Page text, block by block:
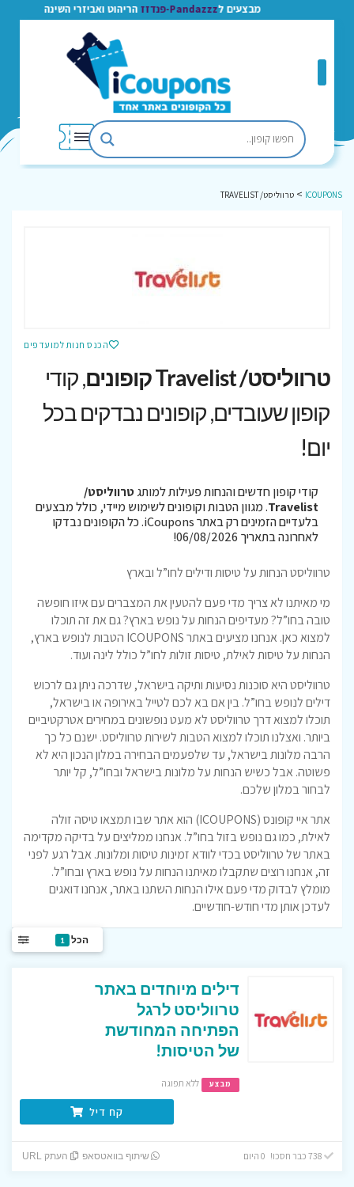
מבצעים לPandazzz-פנדזז הריהוט ואביזרי השינה
ICOUPONS
> טרווליסט/ TRAVELIST
הכנס חנות למועדפים
טרווליסט/ Travelist קופונים
, קודי
קופון שעובדים, קופונים נבדקים בכל
יום!
קודי קופון חדשים והנחות פעילות למותגטרווליסט/
Travelist. מגוון הטבות וקופונים לשימוש מיידי, כולל מבצעים
בלעדיים הזמינים רק באתר iCoupons. כל הקופונים נבדקו
לאחרונה בתאריך 06/08/2026!
טרווליסט הנחות על טיסות ודילים לחו”ל ובארץ
מי מאיתנו לא צריך מדי פעם להטעין את המצברים עם איזו חופשה
טובה בחו”ל? מעדיפים הנחות על נופש בארץ? גם את זה תוכלו
למצוא כאן. אנחנו מציעים באתר ICOUPONS הטבות לנופש בארץ,
הנחות על טיסות לאילת, טיסות זולות לחו”ל כולל לינה ועוד.
טרווליסט היא סוכנות נסיעות ותיקה בישראל, שדרכה ניתן גם לרכוש
דילים לנופש בחו”ל. בין אם בא לכם לטייל באירופה או בישראל,
תוכלו למצוא דרך טרווליסט לא מעט נופשונים במחירים אטרקטיביים
ביותר. ואצלנו תוכלו למצוא הטבות לשירות טרווליסט. ישנם כל כך
הרבה מלונות בישראל, עד שלפעמים הבחירה במלון הנכון היא לא
פשוטה. אבל כשיש הנחות על מלונות בישראל ובחו”ל, קל יותר
לבחור במלון שלכם.
אתר איי קופונס (ICOUPONS) הוא אתר שבו תמצאו טיסה זולה
לאילת, כמו גם נופש בזול בחו”ל. אנחנו ממליצים על בדיקה מקדימה
באתר של טרווליסט בכדי לוודא זמינות טיסות ומלונות. אבל רגע לפני
זה, אנחנו רוצים שתקבלו מאיתנו הנחות על נופש בארץ ובחו”ל.
מומלץ לבדוק מדי פעם אילו הנחות השתנו באתר, אנחנו דואגים
לעדכן אותן מדי חודש-חודשיים.
הכל 1
דילים מיוחדים באתר
טרווליסט לרגל
הפתיחה המחודשת
של הטיסות!
מבצע ללא תפוגה
קח דיל
738 כבר חסכו! 0 היום שיתוף בוואטסאפ העתק URL